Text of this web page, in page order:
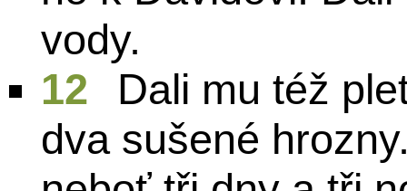
vody.
12
Dali mu též
dva sušené